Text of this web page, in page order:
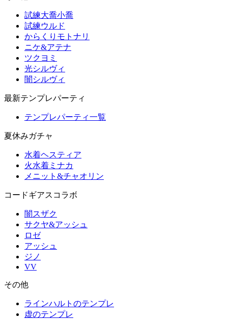
試練大喬小喬
試練ウルド
からくりモトナリ
ニケ&アテナ
ツクヨミ
光シルヴィ
闇シルヴィ
最新テンプレパーティ
テンプレパーティ一覧
夏休みガチャ
水着ヘスティア
火水着ミナカ
メニット&チャオリン
コードギアスコラボ
闇スザク
サクヤ&アッシュ
ロゼ
アッシュ
ジノ
VV
その他
ラインハルトのテンプレ
虚のテンプレ